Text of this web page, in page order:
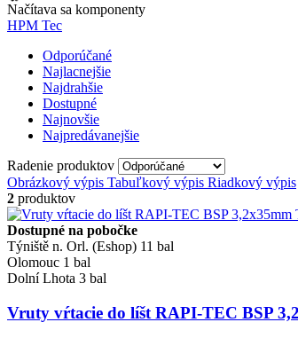
Načítava sa komponenty
HPM Tec
Odporúčané
Najlacnejšie
Najdrahšie
Dostupné
Najnovšie
Najpredávanejšie
Radenie produktov
Obrázkový výpis Tabuľkový výpis Riadkový výpis
2 produktov
Dostupné na pobočke
Týniště n. Orl. (Eshop) 11 bal
Olomouc 1 bal
Dolní Lhota 3 bal
Vruty vŕtacie do líšt RAPI-TEC BSP